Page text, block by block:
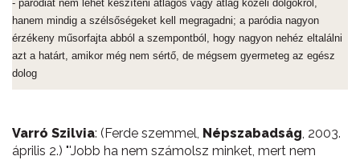
- paródiát nem lehet készíteni átlagos vagy átlag közeli dolgokról,
hanem mindig a szélsőségeket kell megragadni; a paródia nagyon
érzékeny műsorfajta abból a szempontból, hogy nagyon nehéz eltalálni
azt a határt, amikor még nem sértő, de mégsem gyermeteg az egész
dolog
Varró Szilvia: (Ferde szemmel, Népszabadság, 2003.
április 2.) "'Jobb ha nem számolsz minket, mert nem